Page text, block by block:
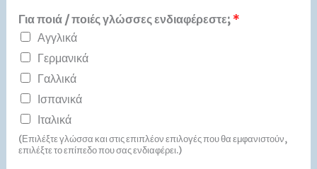
Για ποιά / ποιές γλώσσες ενδιαφέρεστε; *
Αγγλικά
Γερμανικά
Γαλλικά
Ισπανικά
Ιταλικά
(Επιλέξτε γλώσσα και στις επιπλέον επιλογές που θα εμφανιστούν,
επιλέξτε το επίπεδο που σας ενδιαφέρει.)